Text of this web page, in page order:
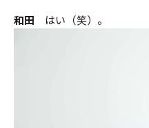
和田 はい（笑）。